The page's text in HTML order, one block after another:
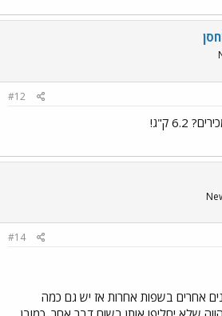
#12
#14
אחרים בשפות אחרות אז יש גם כמה